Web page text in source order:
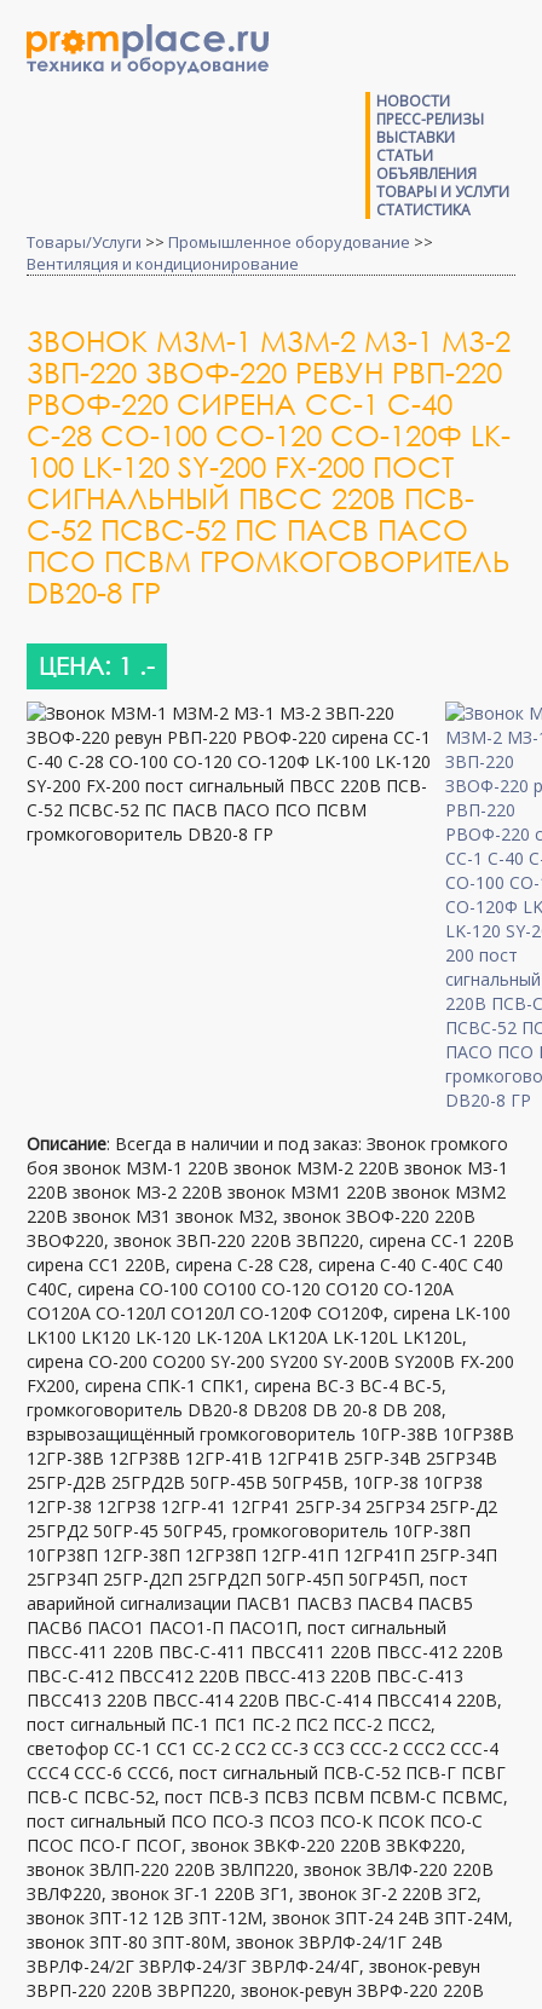
НОВОСТИ
ПРЕСС-РЕЛИЗЫ
ВЫСТАВКИ
СТАТЬИ
ОБЪЯВЛЕНИЯ
ТОВАРЫ И УСЛУГИ
СТАТИСТИКА
Товары/Услуги >> Промышленное оборудование >>
Вентиляция и кондиционирование
ЗВОНОК МЗМ-1 МЗМ-2 МЗ-1 МЗ-2
ЗВП-220 ЗВОФ-220 РЕВУН РВП-220
РВОФ-220 СИРЕНА СС-1 С-40
С-28 СО-100 СО-120 СО-120Ф LK-
100 LK-120 SY-200 FX-200 ПОСТ
СИГНАЛЬНЫЙ ПВСС 220В ПСВ-
С-52 ПСВС-52 ПС ПАСВ ПАСО
ПСО ПСВМ ГРОМКОГОВОРИТЕЛЬ
DB20-8 ГР
ЦЕНА: 1 .-
Описание: Всегда в наличии и под заказ: Звонок громкого
боя звонок МЗМ-1 220В звонок МЗМ-2 220В звонок МЗ-1
220В звонок МЗ-2 220В звонок МЗМ1 220В звонок МЗМ2
220В звонок МЗ1 звонок МЗ2, звонок ЗВОФ-220 220В
ЗВОФ220, звонок ЗВП-220 220В ЗВП220, сирена СС-1 220В
сирена СС1 220В, сирена С-28 С28, сирена С-40 С-40С С40
С40С, сирена СО-100 СО100 СО-120 СО120 СО-120А
СО120А СО-120Л СО120Л СО-120Ф СО120Ф, сирена LK-100
LK100 LK120 LK-120 LK-120A LK120A LK-120L LK120L,
сирена СО-200 СО200 SY-200 SY200 SY-200B SY200B FX-200
FX200, сирена СПК-1 СПК1, сирена ВС-3 ВС-4 ВС-5,
громкоговоритель DB20-8 DB208 DB 20-8 DB 208,
взрывозащищённый громкоговоритель 10ГР-38В 10ГР38В
12ГР-38В 12ГР38В 12ГР-41В 12ГР41В 25ГР-34В 25ГР34В
25ГР-Д2В 25ГРД2В 50ГР-45В 50ГР45В, 10ГР-38 10ГР38
12ГР-38 12ГР38 12ГР-41 12ГР41 25ГР-34 25ГР34 25ГР-Д2
25ГРД2 50ГР-45 50ГР45, громкоговоритель 10ГР-38П
10ГР38П 12ГР-38П 12ГР38П 12ГР-41П 12ГР41П 25ГР-34П
25ГР34П 25ГР-Д2П 25ГРД2П 50ГР-45П 50ГР45П, пост
аварийной сигнализации ПАСВ1 ПАСВ3 ПАСВ4 ПАСВ5
ПАСВ6 ПАСО1 ПАСО1-П ПАСО1П, пост сигнальный
ПВСС-411 220В ПВС-С-411 ПВСС411 220В ПВСС-412 220В
ПВС-С-412 ПВСС412 220В ПВСС-413 220В ПВС-С-413
ПВСС413 220В ПВСС-414 220В ПВС-С-414 ПВСС414 220В,
пост сигнальный ПС-1 ПС1 ПС-2 ПС2 ПСС-2 ПСС2,
светофор СС-1 СС1 СС-2 СС2 СС-3 СС3 ССС-2 ССС2 ССС-4
ССС4 ССС-6 ССС6, пост сигнальный ПСВ-С-52 ПСВ-Г ПСВГ
ПСВ-С ПСВС-52, пост ПСВ-З ПСВЗ ПСВМ ПСВМ-С ПСВМС,
пост сигнальный ПСО ПСО-З ПСО3 ПСО-К ПСОК ПСО-С
ПСОС ПСО-Г ПСОГ, звонок ЗВКФ-220 220В ЗВКФ220,
звонок ЗВЛП-220 220В ЗВЛП220, звонок ЗВЛФ-220 220В
ЗВЛФ220, звонок ЗГ-1 220В ЗГ1, звонок ЗГ-2 220В ЗГ2,
звонок ЗПТ-12 12В ЗПТ-12М, звонок ЗПТ-24 24В ЗПТ-24М,
звонок ЗПТ-80 ЗПТ-80М, звонок ЗВРЛФ-24/1Г 24В
ЗВРЛФ-24/2Г ЗВРЛФ-24/3Г ЗВРЛФ-24/4Г, звонок-ревун
ЗВРП-220 220В ЗВРП220, звонок-ревун ЗВРФ-220 220В